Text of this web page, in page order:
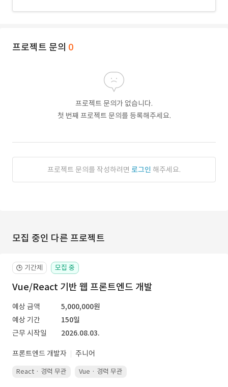
프로젝트 문의 0
프로젝트 문의가 없습니다.
첫 번째 프로젝트 문의를 등록해주세요.
프로젝트 문의를 작성하려면 로그인 해주세요.
모집 중인 다른 프로젝트
🕒 기간제 모집 중
Vue/React 기반 웹 프론트엔드 개발
예상 금액
5,000,000원
예상 기간
150일
근무 시작일
2026.08.03.
프론트엔드 개발자 주니어
React · 경력 무관 Vue · 경력 무관